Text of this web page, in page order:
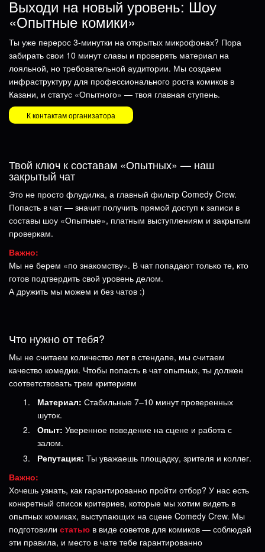
Выходи на новый уровень: Шоу
«Опытные комики»
Ты уже перерос 3-минутки на открытых микрофонах? Пора
забирать свои 10 минут славы и проверять материал на
лояльной, но требовательной аудитории. Мы создаем
инфраструктуру для профессионального роста комиков в
Казани, и статус «Опытного» — твоя главная ступень.
К контактам организатора
Твой ключ к составам «Опытных» — наш
закрытый чат
Это не просто флудилка, а главный фильтр Comedy Crew.
Попасть в чат — значит получить прямой доступ к записи в
составы шоу «Опытные», платным выступлениям и закрытым
проверкам.
Важно:
Мы не берем «по знакомству». В чат попадают только те, кто
готов подтвердить свой уровень делом.
А дружить мы можем и без чатов :)
Что нужно от тебя?
Мы не считаем количество лет в стендапе, мы считаем
качество комедии. Чтобы попасть в чат опытных, ты должен
соответствовать трем критериям
Материал: Стабильные 7–10 минут проверенных
шуток.
Опыт: Уверенное поведение на сцене и работа с
залом.
Репутация: Ты уважаешь площадку, зрителя и коллег.
Важно:
Хочешь узнать, как гарантированно пройти отбор? У нас есть
конкретный список критериев, которые мы хотим видеть в
опытных комиках, выступающих на сцене Comedy Crew. Мы
подготовили статью в виде советов для комиков — соблюдай
эти правила, и место в чате тебе гарантированно